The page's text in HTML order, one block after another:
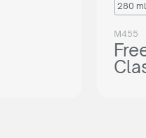
280 ml
M455